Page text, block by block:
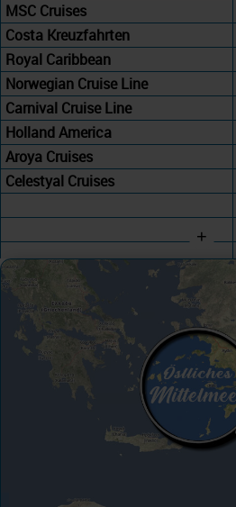
MSC Cruises
Costa Kreuzfahrten
Royal Caribbean
Norwegian Cruise Line
Carnival Cruise Line
Holland America
Aroya Cruises
Celestyal Cruises
+